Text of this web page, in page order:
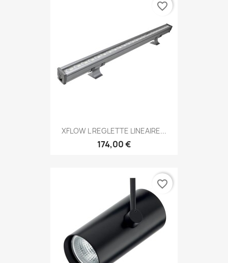
XFLOW L REGLETTE LINEAIRE...
174,00 €
favorite_border
favorite_border